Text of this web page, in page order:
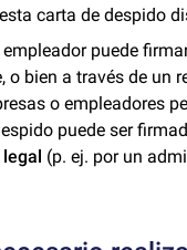
carta de despido
empleador puede
o bien a través de un
o empleadores
puede ser
(p. ej. por un